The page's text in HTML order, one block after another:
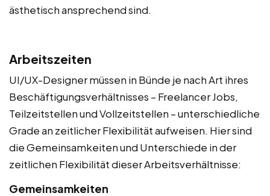
ästhetisch ansprechend sind.
Arbeitszeiten
UI/UX-Designer müssen in Bünde je nach Art ihres
Beschäftigungsverhältnisses – Freelancer Jobs,
Teilzeitstellen und Vollzeitstellen – unterschiedliche
Grade an zeitlicher Flexibilität aufweisen. Hier sind
die Gemeinsamkeiten und Unterschiede in der
zeitlichen Flexibilität dieser Arbeitsverhältnisse:
Gemeinsamkeiten